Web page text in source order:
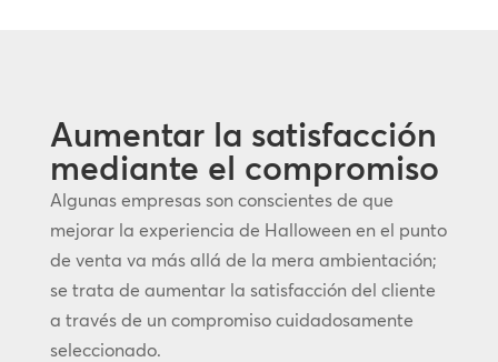
Aumentar la satisfacción
mediante el compromiso
Algunas empresas son conscientes de que
mejorar la experiencia de Halloween en el punto
de venta va más allá de la mera ambientación;
se trata de aumentar la satisfacción del cliente
a través de un compromiso cuidadosamente
seleccionado.